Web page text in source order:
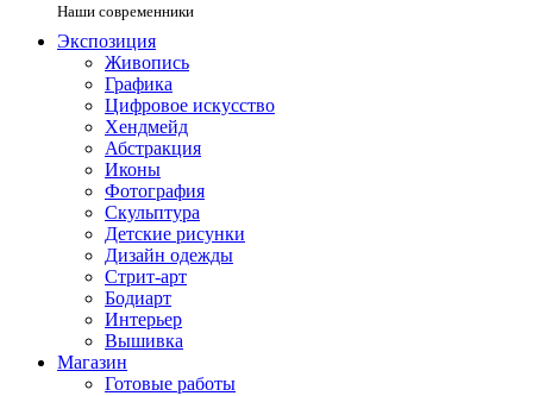
Наши современники
Экспозиция
Живопись
Графика
Цифровое искусство
Хендмейд
Абстракция
Иконы
Фотография
Скульптура
Детские рисунки
Дизайн одежды
Стрит-арт
Бодиарт
Интерьер
Вышивка
Магазин
Готовые работы